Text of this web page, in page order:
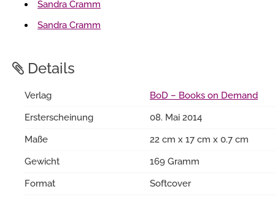
Sandra Cramm
Sandra Cramm
Details
Verlag
BoD – Books on Demand
Ersterscheinung
08. Mai 2014
Maße
22 cm x 17 cm x 0.7 cm
Gewicht
169 Gramm
Format
Softcover